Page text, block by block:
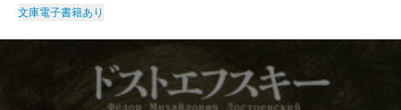
文庫電子書籍あり